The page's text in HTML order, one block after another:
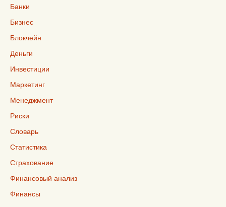
Банки
Бизнес
Блокчейн
Деньги
Инвестиции
Маркетинг
Менеджмент
Риски
Словарь
Статистика
Страхование
Финансовый анализ
Финансы